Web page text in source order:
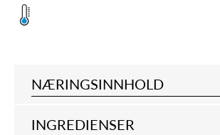
NÆRINGSINNHOLD
INGREDIENSER